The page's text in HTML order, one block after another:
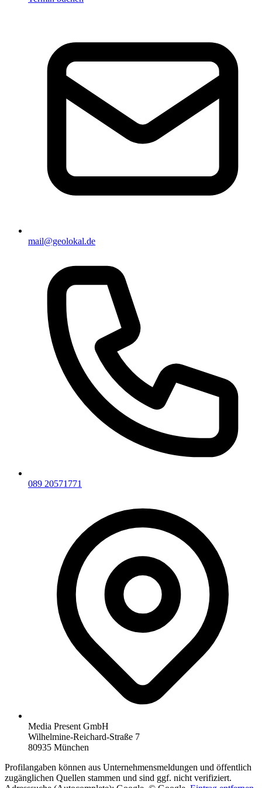
mail@geolokal.de
089 20571771
Media Present GmbH
Wilhelmine-Reichard-Straße 7
80935 München
Profilangaben können aus Unternehmensmeldungen und öffentlich
zugänglichen Quellen stammen und sind ggf. nicht verifiziert.